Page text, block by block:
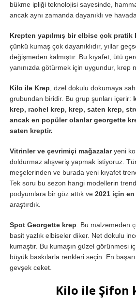
bükme ipliği teknolojisi sayesinde,
ancak aynı zamanda dayanıklı ve
Krepten yapılmış bir elbise çok pratik
çünkü kumaş çok dayanıklıdır, yıllar
değişmeden kalmıştır. Bu kıyafet, ütü
yanınızda götürmek için uygundur, krep
Kilo ile Krep, özel dokulu dokumaya
grubundan biridir. Bu grup şunları içerir:
krep, rachel krep, krep, saten krep,
ancak en popüler olanlar georgette
saten kreptir.
Vitrinler ve çevrimiçi mağazalaryeni
doldurmaz alışveriş yapmak istiyoruz.
meşelerinden ve burada yeni kıyafet
Tek soru bu sezon hangi modellerin
podyumlara bir göz attık ve 2021 için
araştırdık.
Spot Georgette krep. Bu malzemeden
basit yazlık elbiseler diker. Net dokulu
kumaştır. Bu kumaşın güzel görünmesi
büyük baskılarla renkleri seçin. En
gevşek ceket.
Kilo ile Şifon